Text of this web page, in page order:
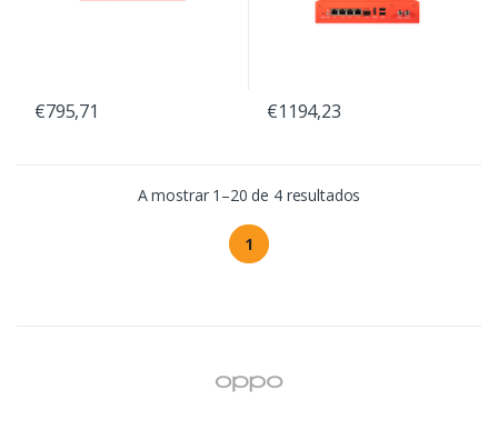
€795,71 €1194,23
A mostrar 1–20 de 4 resultados
1